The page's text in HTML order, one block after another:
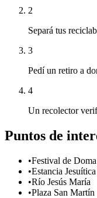
2
Separá tus
3
Pedí un retiro a
4
Un recolector
Puntos de
•Festival de
•Estancia
•Río Jesús María
•Plaza San Martín